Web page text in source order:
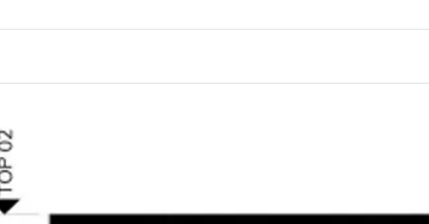
entscheidender Faktor für die nachhaltige Vermietbarkeit.